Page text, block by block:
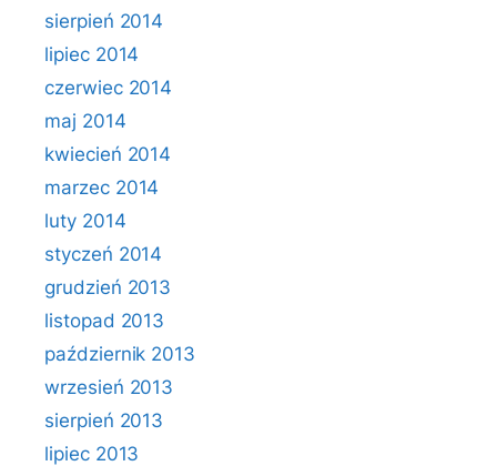
sierpień 2014
lipiec 2014
czerwiec 2014
maj 2014
kwiecień 2014
marzec 2014
luty 2014
styczeń 2014
grudzień 2013
listopad 2013
październik 2013
wrzesień 2013
sierpień 2013
lipiec 2013